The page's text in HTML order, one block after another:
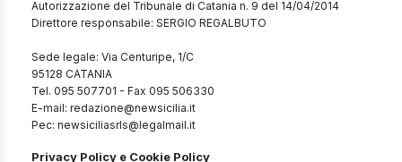
Autorizzazione del Tribunale di Catania n. 9 del 14/04/2014
Direttore responsabile: SERGIO REGALBUTO
Sede legale: Via Centuripe, 1/C
95128 CATANIA
Tel. 095 507701 - Fax 095 506330
E-mail: redazione@newsicilia.it
Pec: newsiciliasrls@legalmail.it
Privacy Policy e Cookie Policy